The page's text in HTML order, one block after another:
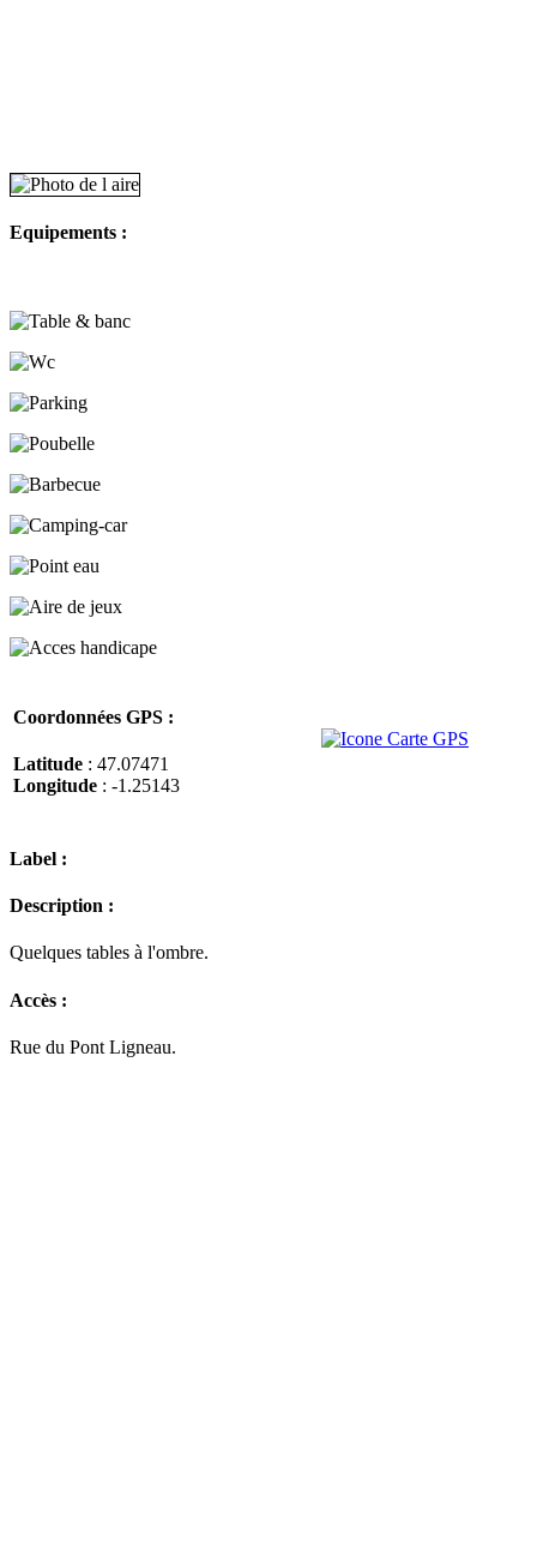
Equipements :
Coordonnées GPS :
Latitude : 47.07471
Longitude : -1.25143
Label :
Description :
Quelques tables à l'ombre.
Accès :
Rue du Pont Ligneau.